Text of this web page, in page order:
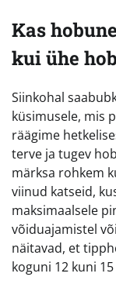
Kas
kui ühe
Siinkohal
küsimusele, mis
räägime
terve ja tugev
märksa rohkem
viinud katseid,
maksimaalsele
võiduajamistel
näitavad, et
koguni 12 kuni